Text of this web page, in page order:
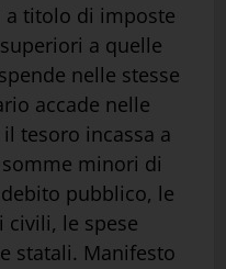
titolo di imposte
a quelle
nelle stesse
accade nelle
tesoro incassa a
minori di
pubblico, le
civili, le spese
statali. Manifesto